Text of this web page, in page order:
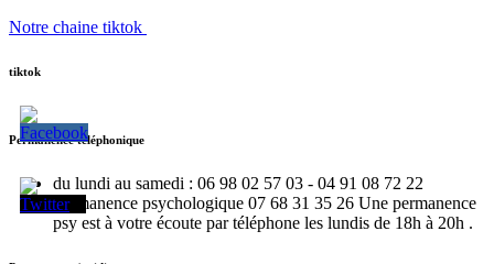
Notre chaine tiktok
tiktok
Permanence téléphonique
du lundi au samedi : 06 98 02 57 03 - 04 91 08 72 22
Permanence psychologique 07 68 31 35 26 Une permanence
psy est à votre écoute par téléphone les lundis de 18h à 20h .